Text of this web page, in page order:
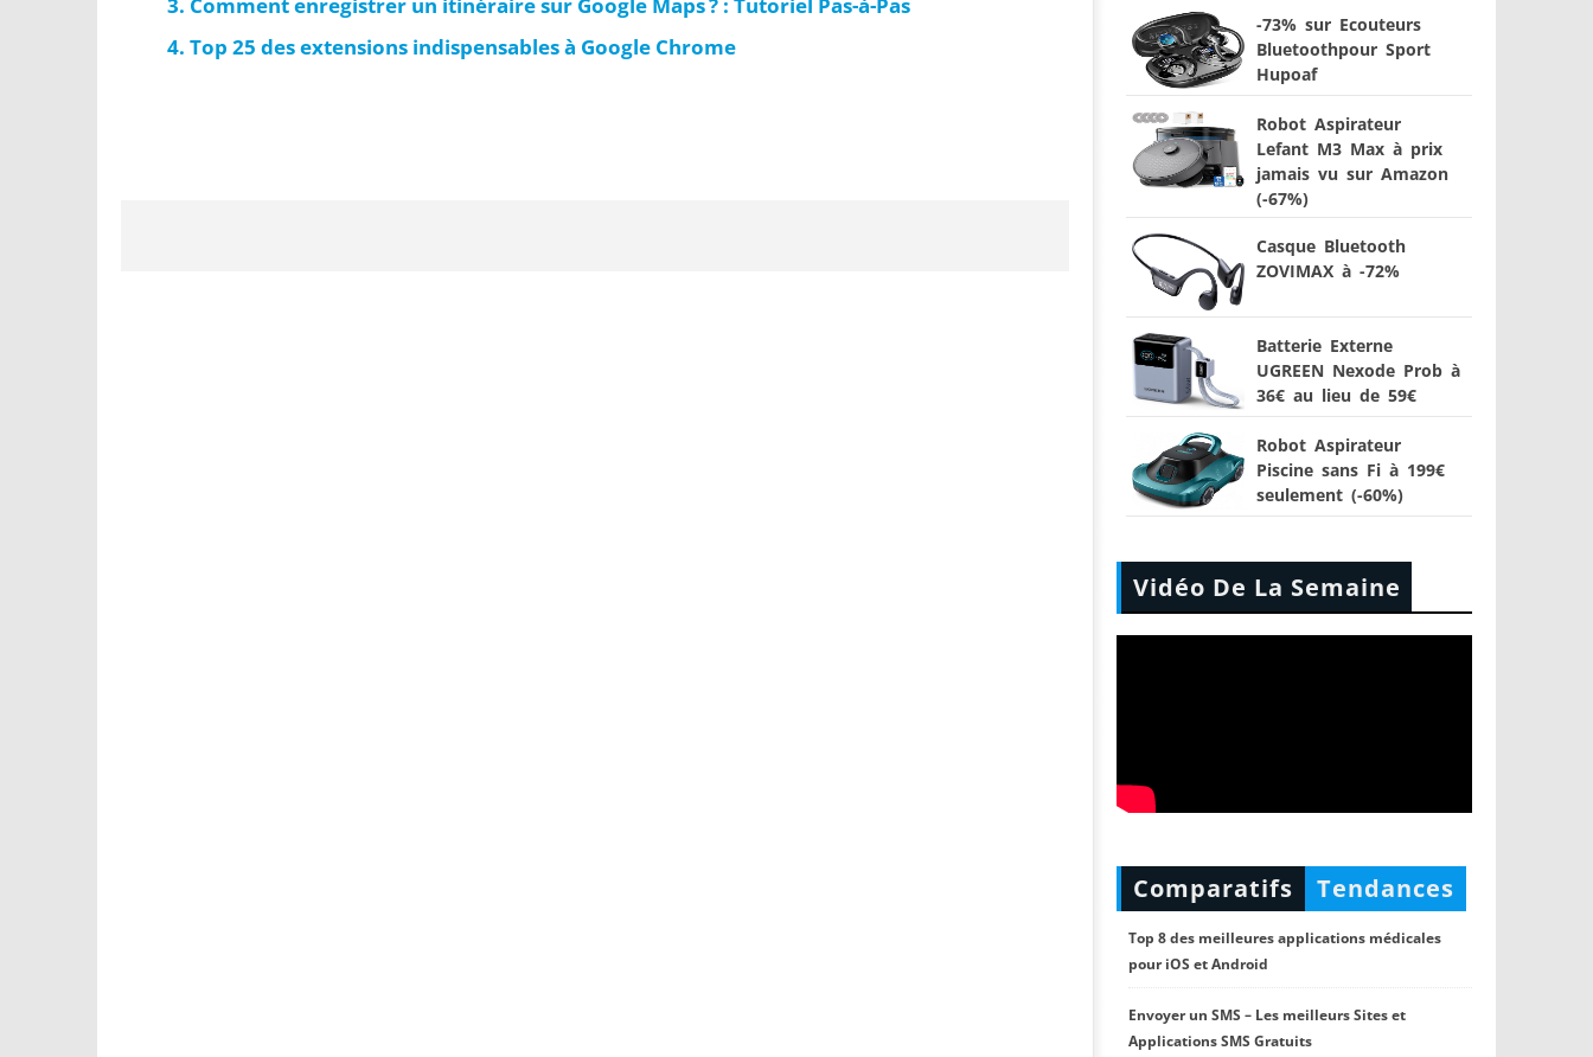
Top 25 des extensions indispensables à Google Chrome
-73% sur Ecouteurs
Bluetoothpour Sport
Hupoaf
Robot Aspirateur
Lefant M3 Max à prix
jamais vu sur Amazon
(-67%)
Casque Bluetooth
ZOVIMAX à -72%
Batterie Externe
UGREEN Nexode Prob à
36€ au lieu de 59€
Robot Aspirateur
Piscine sans Fi à 199€
seulement (-60%)
Vidéo De La Semaine
Comparatifs Tendances
Top 8 des meilleures applications médicales
pour iOS et Android
Envoyer un SMS – Les meilleurs Sites et
Applications SMS Gratuits